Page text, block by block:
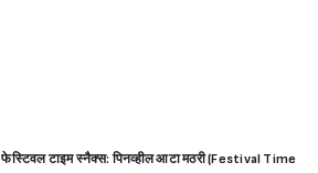
फेस्टिवल टाइम स्नैक्स: पिनव्हील आटा मठरी (Festival Time